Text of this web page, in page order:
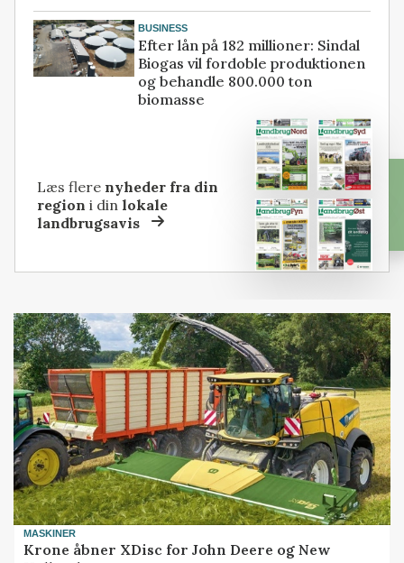
BUSINESS
Efter lån på 182 millioner: Sindal
Biogas vil fordoble produktionen
og behandle 800.000 ton
biomasse
Læs flere nyheder fra din
region i dinlokale
landbrugsavis
MASKINER
Krone åbner XDisc for John Deere og New